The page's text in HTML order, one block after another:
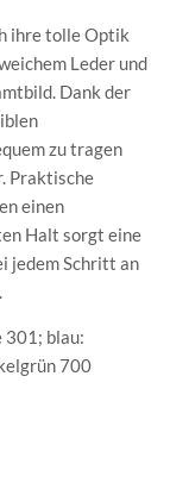
ihre tolle Optik
Leder und
Dank der
zu tragen
Praktische
einen
Halt sorgt eine
jedem Schritt an
301; blau:
700